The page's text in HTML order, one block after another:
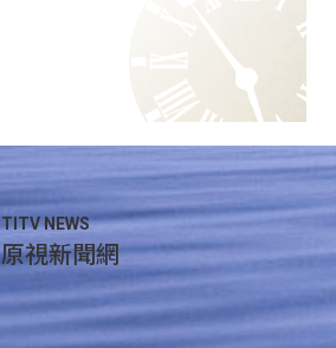
TITV NEWS
原視新聞網